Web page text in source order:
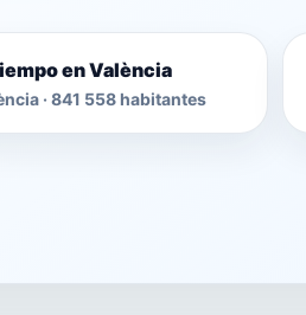
en València
· 841 558 habitantes